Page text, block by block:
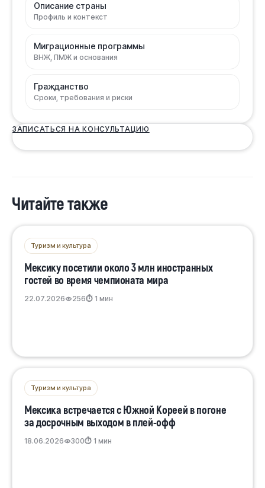
Описание страны
Профиль и контекст
Миграционные программы
ВНЖ, ПМЖ и основания
Гражданство
Сроки, требования и риски
ЗАПИСАТЬСЯ НА КОНСУЛЬТАЦИЮ
Читайте также
Туризм и культура
Мексику посетили около 3 млн иностранных
гостей во время чемпионата мира
22.07.2026 256⏱ 1 мин
Туризм и культура
Мексика встречается с Южной Кореей в погоне
за досрочным выходом в плей-офф
18.06.2026 300⏱ 1 мин